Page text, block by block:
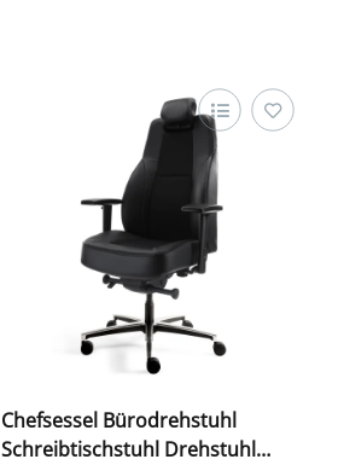
Chefsessel Bürodrehstuhl
Schreibtischstuhl Drehstuhl